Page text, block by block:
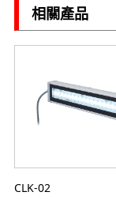
相關產品
CLK-02